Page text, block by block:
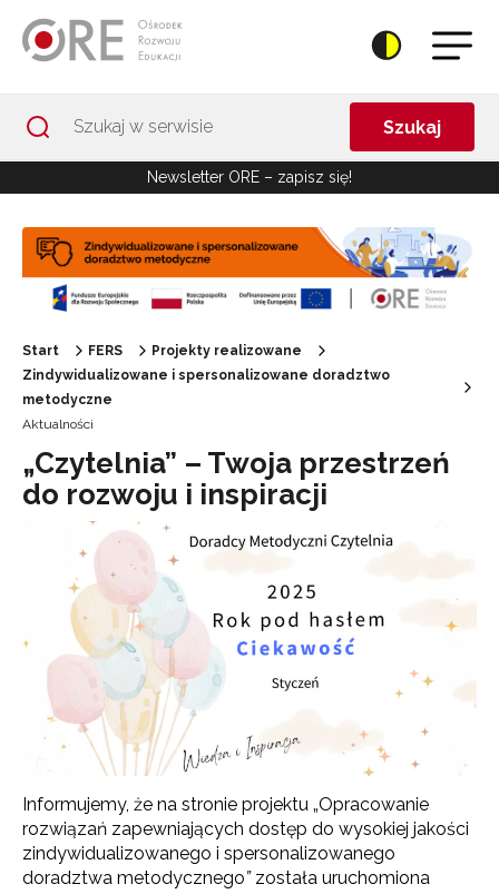
Szukaj
Newsletter ORE – zapisz się!
Start FERS
Projekty realizowane
Zindywidualizowane i spersonalizowane doradztwo
metodyczne
Aktualności
„Czytelnia” – Twoja przestrzeń
do rozwoju i inspiracji
Informujemy, że na stronie projektu „Opracowanie
rozwiązań zapewniających dostęp do wysokiej jakości
zindywidualizowanego i spersonalizowanego
doradztwa metodycznego”została uruchomiona